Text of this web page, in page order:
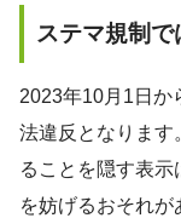
ステマ規制
2023年10月1日か
法違反となります
ることを隠す表
を妨げるおそれが